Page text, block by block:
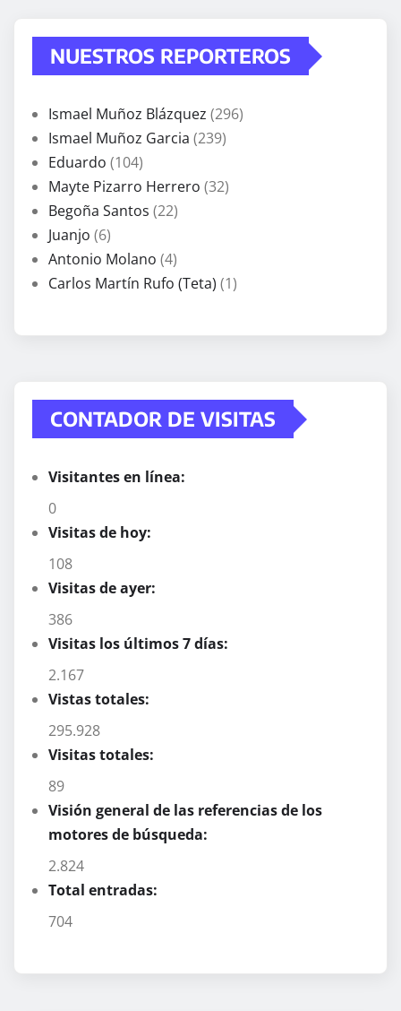
NUESTROS REPORTEROS
Ismael Muñoz Blázquez (296)
Ismael Muñoz Garcia (239)
Eduardo (104)
Mayte Pizarro Herrero (32)
Begoña Santos (22)
Juanjo (6)
Antonio Molano (4)
Carlos Martín Rufo (Teta) (1)
CONTADOR DE VISITAS
Visitantes en línea:
0
Visitas de hoy:
108
Visitas de ayer:
386
Visitas los últimos 7 días:
2.167
Vistas totales:
295.928
Visitas totales:
89
Visión general de las referencias de los
motores de búsqueda:
2.824
Total entradas:
704